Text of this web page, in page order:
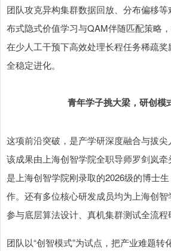
团队攻克异构集群数据回放、分布偏移
布式隐式价值学习与QAM伴随匹配策略
在少人工干预下高效处理长程任务稀疏
全稳定进化。
青年学子挑大梁，研创模
这项前沿突破，是产学研深度融合与拔尖
该成果由上海创智学院全职导师罗剑岚
是上海创智学院刚录取的2026级的博士
作。还有多位核心研发成员均为上海创
参与底层算法设计、真机集群测试全流程
团队以“创智模式”为试点，把产业难题转